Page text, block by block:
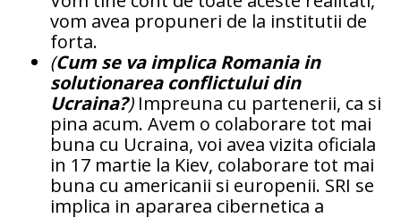
vom avea propuneri de la institutii de
forta.
(Cum se va implica Romania in
solutionarea conflictului din
Ucraina?)Impreuna cu partenerii, ca si
pina acum. Avem o colaborare tot mai
buna cu Ucraina, voi avea vizita oficiala
in 17 martie la Kiev, colaborare tot mai
buna cu americanii si europenii. SRI se
implica in apararea cibernetica a